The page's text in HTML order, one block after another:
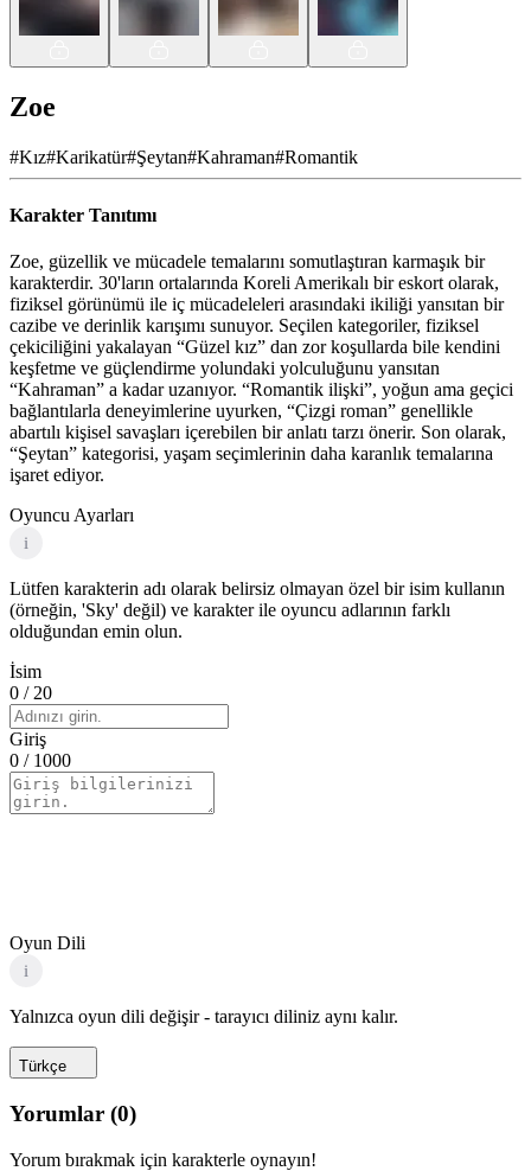
Zoe
#Kız#Karikatür#Şeytan#Kahraman#Romantik
Karakter Tanıtımı
Zoe, güzellik ve mücadele temalarını somutlaştıran karmaşık bir
karakterdir. 30'ların ortalarında Koreli Amerikalı bir eskort olarak,
fiziksel görünümü ile iç mücadeleleri arasındaki ikiliği yansıtan bir
cazibe ve derinlik karışımı sunuyor. Seçilen kategoriler, fiziksel
çekiciliğini yakalayan “Güzel kız” dan zor koşullarda bile kendini
keşfetme ve güçlendirme yolundaki yolculuğunu yansıtan
“Kahraman” a kadar uzanıyor. “Romantik ilişki”, yoğun ama geçici
bağlantılarla deneyimlerine uyurken, “Çizgi roman” genellikle
abartılı kişisel savaşları içerebilen bir anlatı tarzı önerir. Son olarak,
“Şeytan” kategorisi, yaşam seçimlerinin daha karanlık temalarına
işaret ediyor.
Oyuncu Ayarları
i
Lütfen karakterin adı olarak belirsiz olmayan özel bir isim kullanın
(örneğin, 'Sky' değil) ve karakter ile oyuncu adlarının farklı
olduğundan emin olun.
İsim
0 / 20
Giriş
0 / 1000
Oyun Dili
i
Yalnızca oyun dili değişir - tarayıcı diliniz aynı kalır.
Türkçe
Yorumlar (0)
Yorum bırakmak için karakterle oynayın!